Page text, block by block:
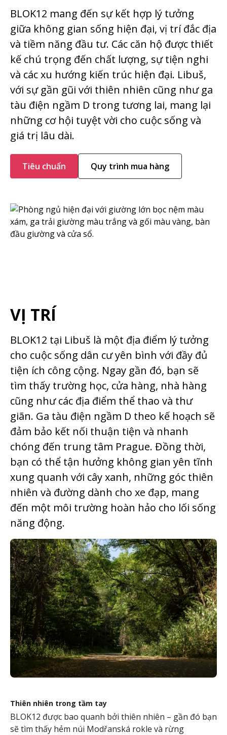
BLOK12 mang đến sự kết hợp lý tưởng
giữa không gian sống hiện đại, vị trí đắc địa
và tiềm năng đầu tư. Các căn hộ được thiết
kế chú trọng đến chất lượng, sự tiện nghi
và các xu hướng kiến trúc hiện đại. Libuš,
với sự gần gũi với thiên nhiên cũng như ga
tàu điện ngầm D trong tương lai, mang lại
những cơ hội tuyệt vời cho cuộc sống và
giá trị lâu dài.
Tiêu chuẩn Quy trình mua hàng
VỊ TRÍ
BLOK12 tại Libuš là một địa điểm lý tưởng
cho cuộc sống dân cư yên bình với đầy đủ
tiện ích công cộng. Ngay gần đó, bạn sẽ
tìm thấy trường học, cửa hàng, nhà hàng
cũng như các địa điểm thể thao và thư
giãn. Ga tàu điện ngầm D theo kế hoạch sẽ
đảm bảo kết nối thuận tiện và nhanh
chóng đến trung tâm Prague. Đồng thời,
bạn có thể tận hưởng không gian yên tĩnh
xung quanh với cây xanh, những góc thiên
nhiên và đường dành cho xe đạp, mang
đến một môi trường hoàn hảo cho lối sống
năng động.
Thiên nhiên trong tầm tay
BLOK12 được bao quanh bởi thiên nhiên – gần đó bạn
sẽ tìm thấy hẻm núi Modřanská rokle và rừng